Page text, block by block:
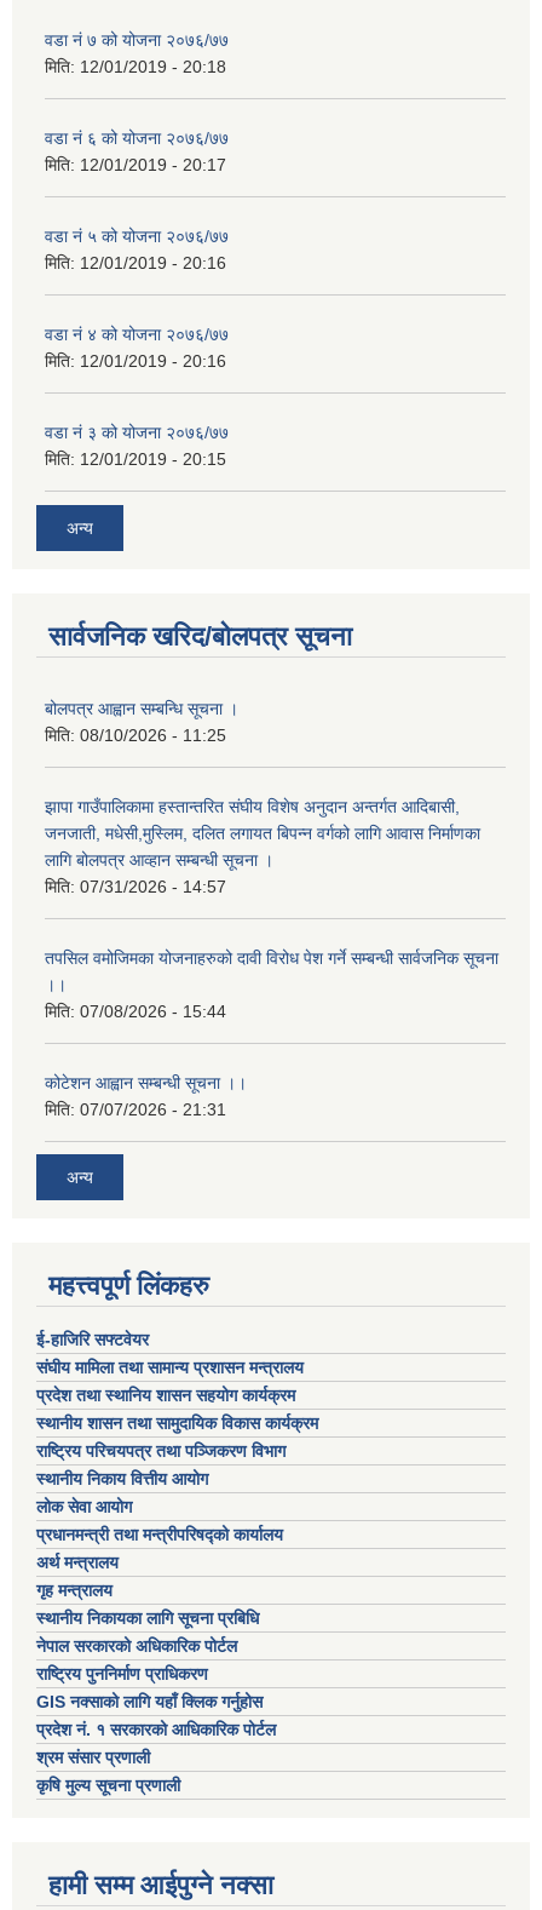
वडा नं ७ को योजना २०७६/७७
मिति: 12/01/2019 - 20:18
वडा नं ६ को योजना २०७६/७७
मिति: 12/01/2019 - 20:17
वडा नं ५ को योजना २०७६/७७
मिति: 12/01/2019 - 20:16
वडा नं ४ को योजना २०७६/७७
मिति: 12/01/2019 - 20:16
वडा नं ३ को योजना २०७६/७७
मिति: 12/01/2019 - 20:15
अन्य
सार्वजनिक खरिद/बोलपत्र सूचना
बोलपत्र आह्वान सम्बन्धि सूचना ।
मिति: 08/10/2026 - 11:25
झापा गाउँपालिकामा हस्तान्तरित संघीय विशेष अनुदान अन्तर्गत आदिबासी,
जनजाती, मधेसी,मुस्लिम, दलित लगायत बिपन्न वर्गको लागि आवास निर्माणका
लागि बोलपत्र आव्हान सम्बन्धी सूचना ।
मिति: 07/31/2026 - 14:57
तपसिल वमोजिमका योजनाहरुको दावी विरोध पेश गर्ने सम्बन्धी सार्वजनिक सूचना
।।
मिति: 07/08/2026 - 15:44
कोटेशन आह्वान सम्बन्धी सूचना ।।
मिति: 07/07/2026 - 21:31
अन्य
महत्त्वपूर्ण लिंकहरु
ई-हाजिरि सफ्टवेयर
संघीय मामिला तथा सामान्य प्रशासन मन्त्रालय
प्रदेश तथा स्थानिय शासन सहयोग कार्यक्रम
स्थानीय शासन तथा सामुदायिक विकास कार्यक्रम
राष्ट्रिय परिचयपत्र तथा पञ्जिकरण विभाग
स्थानीय निकाय वित्तीय आयोग
लोक सेवा आयोग
प्रधानमन्त्री तथा मन्त्रीपरिषद्को कार्यालय
अर्थ मन्त्रालय
गृह मन्त्रालय
स्थानीय निकायका लागि सूचना प्रबिधि
नेपाल सरकारको अधिकारिक पोर्टल
राष्ट्रिय पुननिर्माण प्राधिकरण
GIS नक्साको लागि यहाँ क्लिक गर्नुहोस
प्रदेश नं. १ सरकारको आधिकारिक पोर्टल
श्रम संसार प्रणाली
कृषि मुल्य सूचना प्रणाली
हामी सम्म आईपुग्ने नक्सा